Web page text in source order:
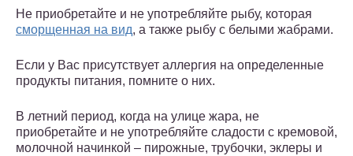
Не приобретайте и не употребляйте рыбу, которая
сморщенная на вид, а также рыбу с белыми жабрами.
Если у Вас присутствует аллергия на определенные
продукты питания, помните о них.
В летний период, когда на улице жара, не
приобретайте и не употребляйте сладости с кремовой,
молочной начинкой – пирожные, трубочки, эклеры и